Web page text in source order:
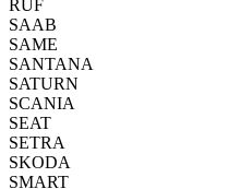
RUF
SAAB
SAME
SANTANA
SATURN
SCANIA
SEAT
SETRA
SKODA
SMART